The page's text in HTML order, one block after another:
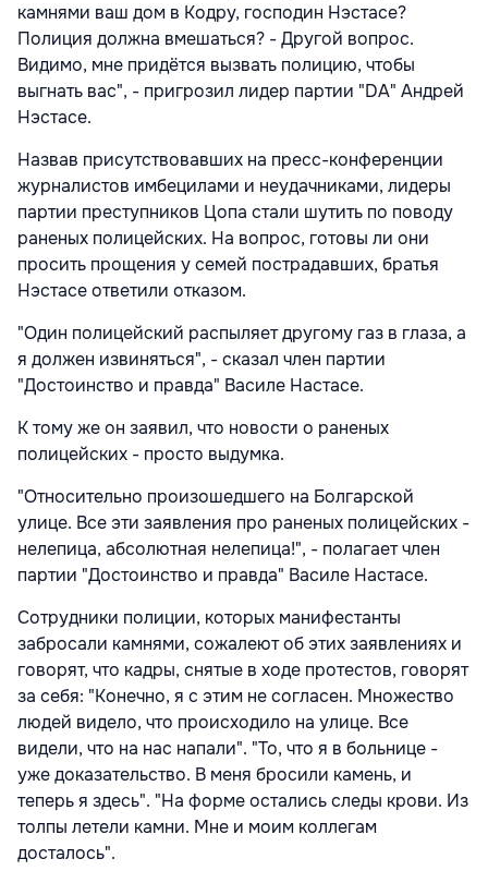
камнями ваш дом в Кодру, господин Нэстасе?
Полиция должна вмешаться? - Другой вопрос.
Видимо, мне придётся вызвать полицию, чтобы
выгнать вас", - пригрозил лидер партии "DA" Андрей
Нэстасе.
Назвав присутствовавших на пресс-конференции
журналистов имбецилами и неудачниками, лидеры
партии преступников Цопа стали шутить по поводу
раненых полицейских. На вопрос, готовы ли они
просить прощения у семей пострадавших, братья
Нэстасе ответили отказом.
"Один полицейский распыляет другому газ в глаза, а
я должен извиняться", - сказал член партии
"Достоинство и правда" Василе Настасе.
К тому же он заявил, что новости о раненых
полицейских - просто выдумка.
"Относительно произошедшего на Болгарской
улице. Все эти заявления про раненых полицейских -
нелепица, абсолютная нелепица!", - полагает член
партии "Достоинство и правда" Василе Настасе.
Сотрудники полиции, которых манифестанты
забросали камнями, сожалеют об этих заявлениях и
говорят, что кадры, снятые в ходе протестов, говорят
за себя: "Конечно, я с этим не согласен. Множество
людей видело, что происходило на улице. Все
видели, что на нас напали". "То, что я в больнице -
уже доказательство. В меня бросили камень, и
теперь я здесь". "На форме остались следы крови. Из
толпы летели камни. Мне и моим коллегам
досталось".